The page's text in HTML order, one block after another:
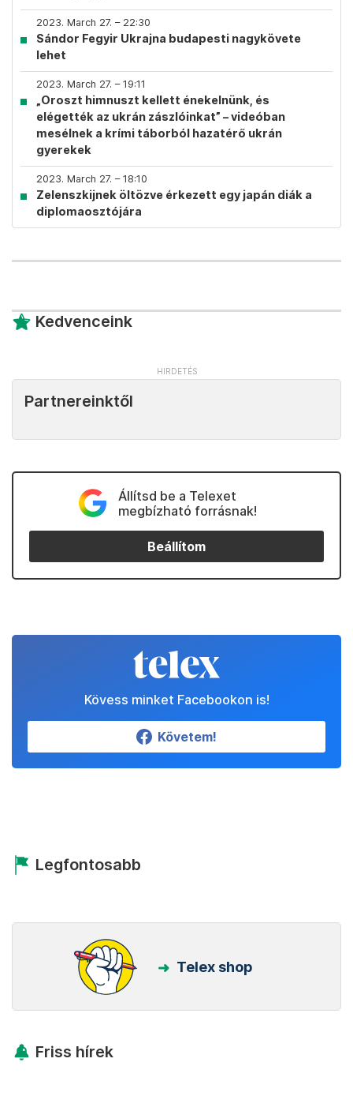
2023. March 27. – 22:30
Sándor Fegyir Ukrajna budapesti nagykövete
lehet
2023. March 27. – 19:11
„Oroszt himnuszt kellett énekelnünk, és
elégették az ukrán zászlóinkat” – videóban
mesélnek a krími táborból hazatérő ukrán
gyerekek
2023. March 27. – 18:10
Zelenszkijnek öltözve érkezett egy japán diák a
diplomaosztójára
Kedvenceink
Partnereinktől
Állítsd be a Telexet
megbízható forrásnak!
Beállítom
Kövess minket Facebookon is!
Követem!
Legfontosabb
Telex shop
Friss hírek